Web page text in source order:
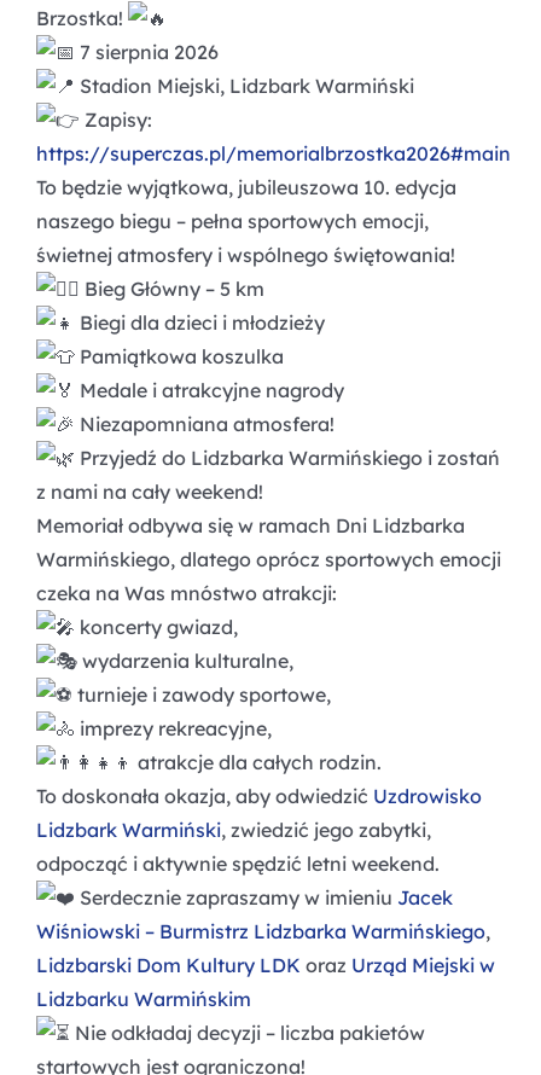
Brzostka!
7 sierpnia 2026
Stadion Miejski, Lidzbark Warmiński
Zapisy:
https://superczas.pl/memorialbrzostka2026#main
To będzie wyjątkowa, jubileuszowa 10. edycja
naszego biegu – pełna sportowych emocji,
świetnej atmosfery i wspólnego świętowania!
Bieg Główny – 5 km
Biegi dla dzieci i młodzieży
Pamiątkowa koszulka
Medale i atrakcyjne nagrody
Niezapomniana atmosfera!
Przyjedź do Lidzbarka Warmińskiego i zostań
z nami na cały weekend!
Memoriał odbywa się w ramach Dni Lidzbarka
Warmińskiego, dlatego oprócz sportowych emocji
czeka na Was mnóstwo atrakcji:
koncerty gwiazd,
wydarzenia kulturalne,
turnieje i zawody sportowe,
imprezy rekreacyjne,
atrakcje dla całych rodzin.
To doskonała okazja, aby odwiedzić Uzdrowisko
Lidzbark Warmiński, zwiedzić jego zabytki,
odpocząć i aktywnie spędzić letni weekend.
Serdecznie zapraszamy w imieniu Jacek
Wiśniowski – Burmistrz Lidzbarka Warmińskiego,
Lidzbarski Dom Kultury LDK oraz Urząd Miejski w
Lidzbarku Warmińskim
Nie odkładaj decyzji – liczba pakietów
startowych jest ograniczona!